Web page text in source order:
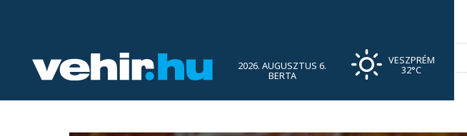
2026. AUGUSZTUS 6.
BERTA
VESZPRÉM
32°C